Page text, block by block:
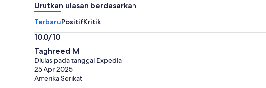
Urutkan ulasan berdasarkan
TerbaruPositifKritik
10.0/10
10.0
dari
10
Taghreed M
Diulas pada tanggal Expedia
25 Apr 2025
Amerika Serikat